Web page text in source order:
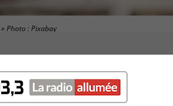
Photo : Pixabay
dangereux « choking challenge »